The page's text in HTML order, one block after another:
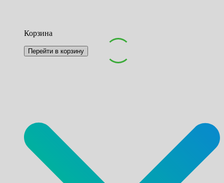
Корзина
Перейти в корзину